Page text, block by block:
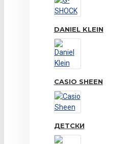
DANIEL KLEIN
CASIO SHEEN
ДЕТСКИ